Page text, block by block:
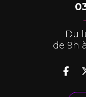
Du
de 9h